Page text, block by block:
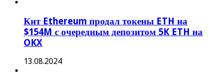
Кит Ethereum продал токены ETH на
$154M с очередным депозитом 5K ETH на
OKX
13.08.2024